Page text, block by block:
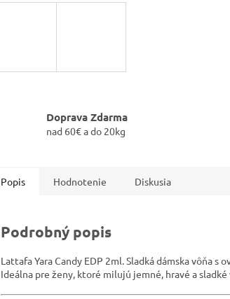
Doprava Zdarma
nad 60€ a do 20kg
Popis Hodnotenie Diskusia
Podrobný popis
Lattafa Yara Candy EDP 2ml. Sladká dámska vôňa
Ideálna pre ženy, ktoré milujú jemné, hravé a sladké